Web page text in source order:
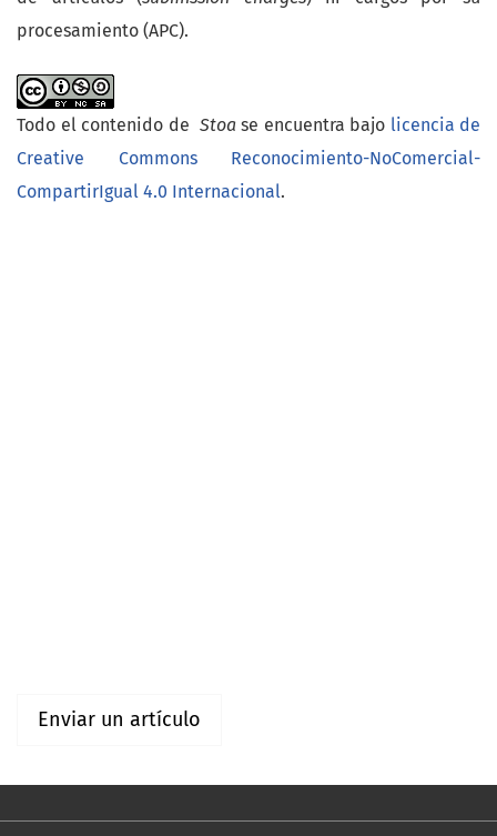
procesamiento (APC).
Todo el contenido de Stoase encuentra bajo licencia de
Creative Commons Reconocimiento-NoComercial-
CompartirIgual 4.0 Internacional.
Enviar un artículo